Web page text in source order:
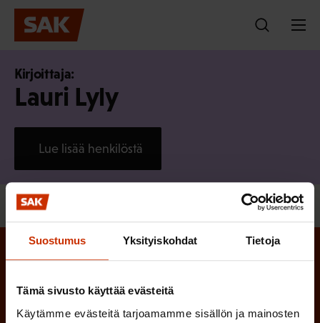
Suostumus Yksityiskohdat Tietoja
Tämä sivusto käyttää evästeitä
Käytämme evästeitä tarjoamamme sisällön ja mainosten
Hyppää
sisältöön
Kirjoittaja:
Lauri Lyly
Lue lisää henkilöstä
Tilaa SAK:n uutiskirje
Etunimi (Pakollinen)